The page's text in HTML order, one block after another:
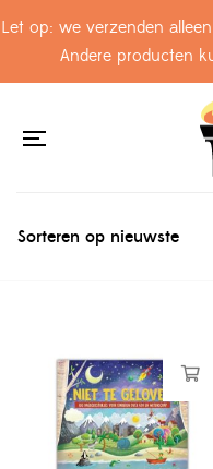
Let op: we verzenden
Andere producten